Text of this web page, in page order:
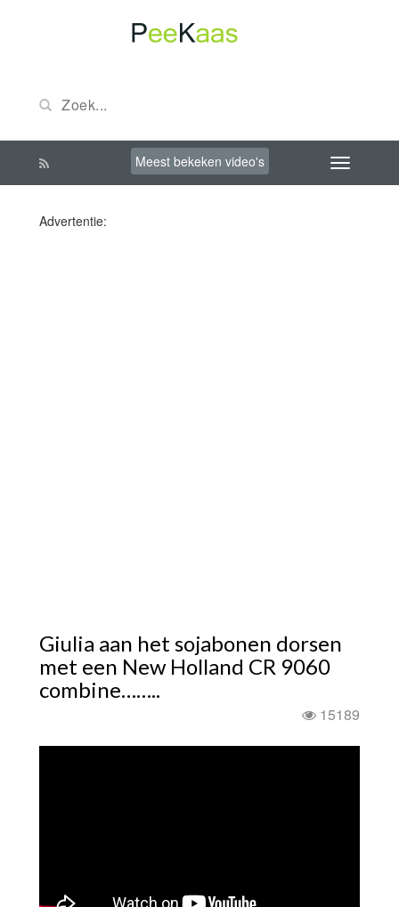
Meest bekeken video's
Advertentie:
Giulia aan het sojabonen dorsen
met een New Holland CR 9060
combine……..
15189